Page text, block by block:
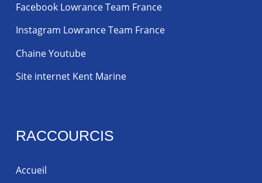
Facebook Lowrance Team France
Instagram Lowrance Team France
Chaine Youtube
Site internet Kent Marine
RACCOURCIS
Accueil